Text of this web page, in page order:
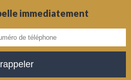
immediatement